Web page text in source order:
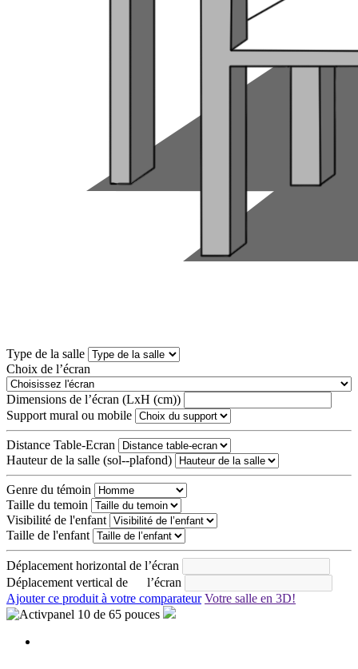
Type de la salle
Choix de l’écran
Dimensions de l’écran (LxH (cm))
Support mural ou mobile
Distance Table-Ecran
Hauteur de la salle (sol--plafond)
Genre du témoin
Taille du temoin
Visibilité de l'enfant
Taille de l'enfant
Déplacement horizontal de l’écran
Déplacement vertical de l’écran
Ajouter ce produit à votre comparateur Votre salle en 3D!